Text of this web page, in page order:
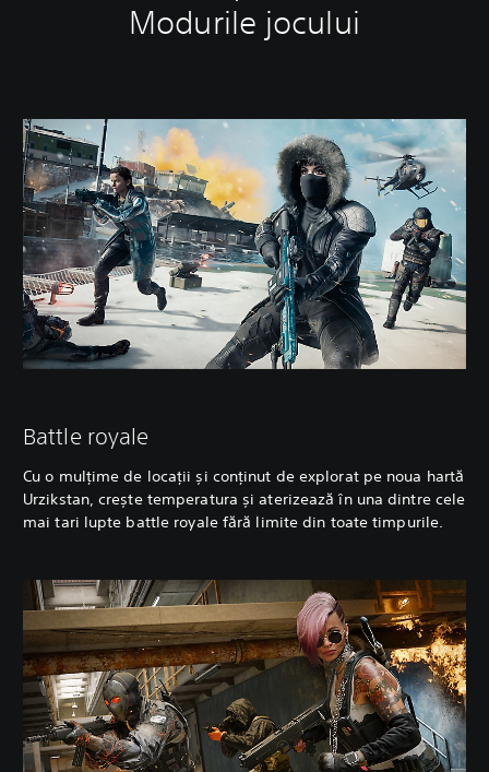
Modurile jocului
Battle royale
Cu o mulțime de locații și conținut de explorat pe noua hartă
Urzikstan, crește temperatura și aterizează în una dintre cele
mai tari lupte battle royale fără limite din toate timpurile.